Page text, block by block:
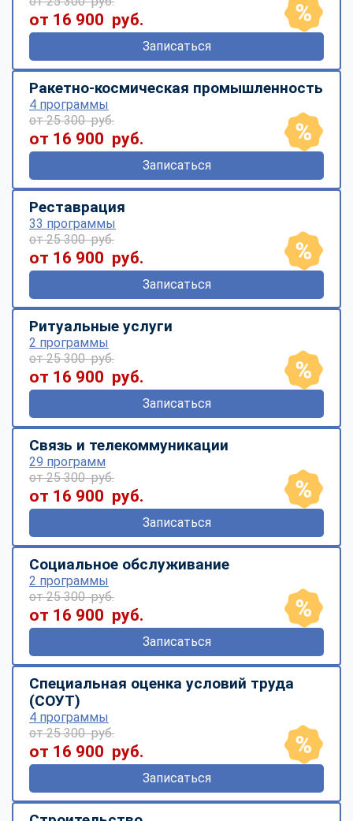
от 16 900 руб.
Записаться
Ракетно-космическая промышленность
4 программы
от 25 300 руб.
от 16 900 руб.
Записаться
Реставрация
33 программы
от 25 300 руб.
от 16 900 руб.
Записаться
Ритуальные услуги
2 программы
от 25 300 руб.
от 16 900 руб.
Записаться
Связь и телекоммуникации
29 программ
от 25 300 руб.
от 16 900 руб.
Записаться
Социальное обслуживание
2 программы
от 25 300 руб.
от 16 900 руб.
Записаться
Специальная оценка условий труда
(СОУТ)
4 программы
от 25 300 руб.
от 16 900 руб.
Записаться